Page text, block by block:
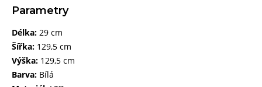
Parametry
Délka: 29 cm
Šířka: 129,5 cm
Výška: 129,5 cm
Barva: Bílá